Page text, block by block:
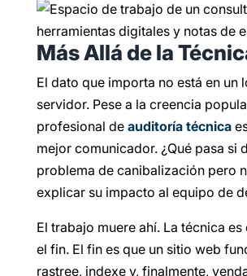
Más Allá de la
El dato que importa no está en un
servidor. Pese a la creencia
profesional de auditoría técnica
mejor comunicador. ¿Qué pasa si
problema de canibalización pero
explicar su impacto al equipo de
El trabajo muere ahí. La técnica es
el fin. El fin es que un sitio web
rastree, indexe y, finalmente,